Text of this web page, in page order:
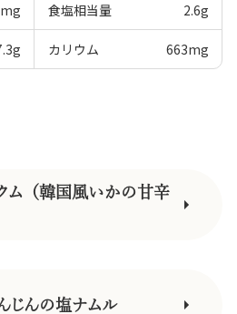
mg 食塩相当量 2.6g
g カリウム 663mg
ム（韓国風いかの甘辛
じんの塩ナムル